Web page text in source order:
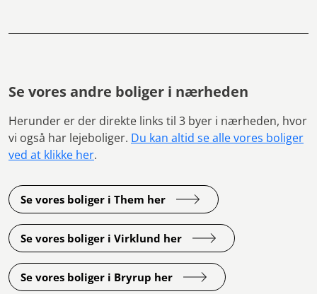
Se vores andre boliger i nærheden
Herunder er der direkte links til 3 byer i nærheden, hvor
vi også har lejeboliger. Du kan altid se alle vores boliger
ved at klikke her.
Se vores boliger i Them her
Se vores boliger i Virklund her
Se vores boliger i Bryrup her